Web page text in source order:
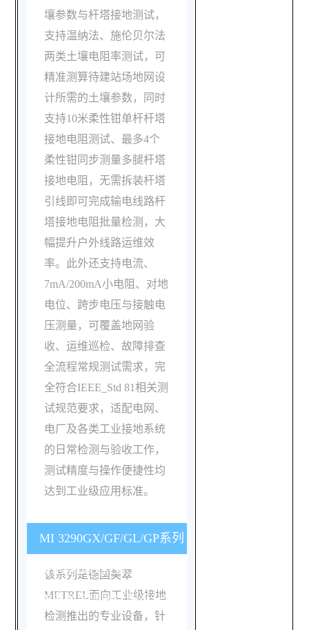
壤参数与杆塔接地测试，
支持温纳法、施伦贝尔法
两类土壤电阻率测试，可
精准测算待建站场地网设
计所需的土壤参数，同时
支持10米柔性钳单杆杆塔
接地电阻测试、最多4个
柔性钳同步测量多腿杆塔
接地电阻，无需拆装杆塔
引线即可完成输电线路杆
塔接地电阻批量检测，大
幅提升户外线路运维效
率。此外还支持电流、
7mA/200mA小电阻、对地
电位、跨步电压与接触电
压测量，可覆盖地网验
收、运维巡检、故障排查
全流程常规测试需求，完
全符合IEEE_Std 81相关测
试规范要求，适配电网、
电厂及各类工业接地系统
的日常检测与验收工作，
测试精度与操作便捷性均
达到工业级应用标准。
MI 3290GX/GF/GL/GP系列
接地测试仪针对工业现场
使用做了哪些适配设计？
该系列是德国美翠
METREL面向工业级接地
检测推出的专业设备，针